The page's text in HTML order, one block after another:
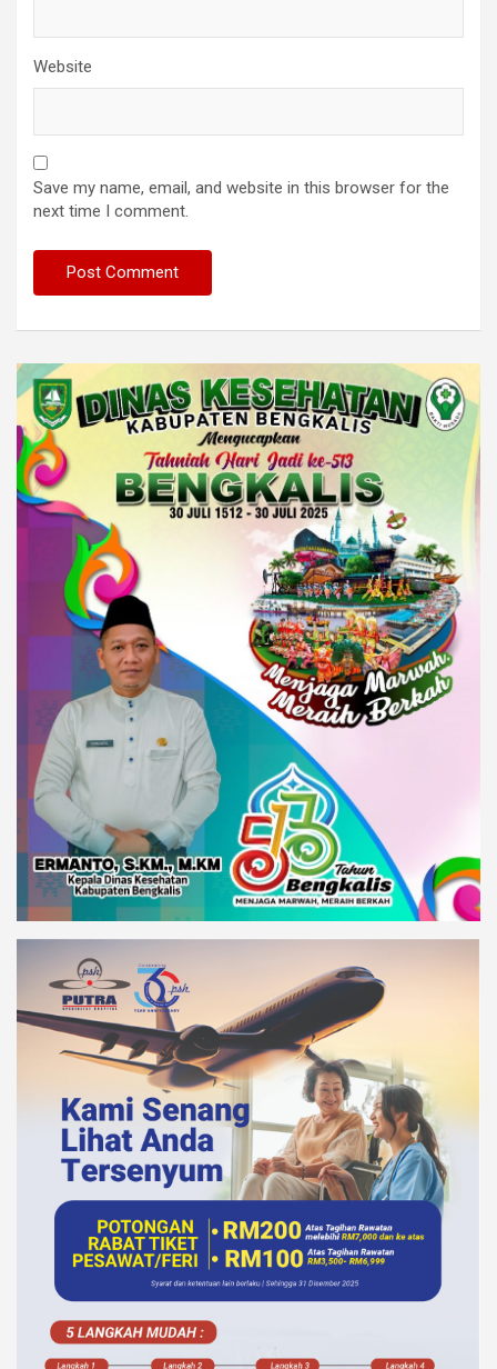
Website
Save my name, email, and website in this browser for the
next time I comment.